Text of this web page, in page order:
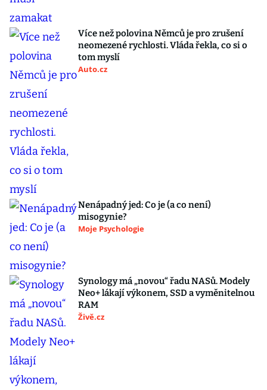
Více než polovina Němců je pro zrušení
neomezené rychlosti. Vláda řekla, co si o
tom myslí
Auto.cz
Nenápadný jed: Co je (a co není)
misogynie?
Moje Psychologie
Synology má „novou“ řadu NASů. Modely
Neo+ lákají výkonem, SSD a vyměnitelnou
RAM
Živě.cz